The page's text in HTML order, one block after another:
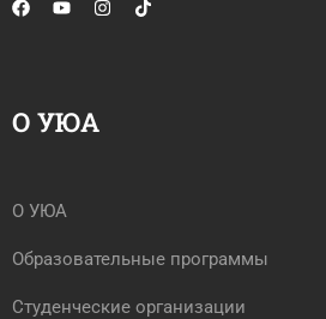
О УЮА
О УЮА
Образовательные программы
Студенческие организации